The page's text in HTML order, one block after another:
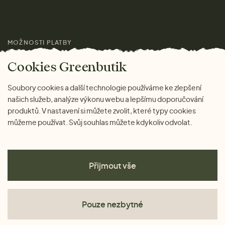
Magazín
MOŽNOSTI PLATBY
Cookies Greenbutik
Soubory cookies a další technologie používáme ke zlepšení
našich služeb, analýze výkonu webu a lepšímu doporučování
produktů. V nastavení si můžete zvolit, které typy cookies
můžeme používat. Svůj souhlas můžete kdykoliv odvolat.
Přijmout vše
Pouze nezbytné